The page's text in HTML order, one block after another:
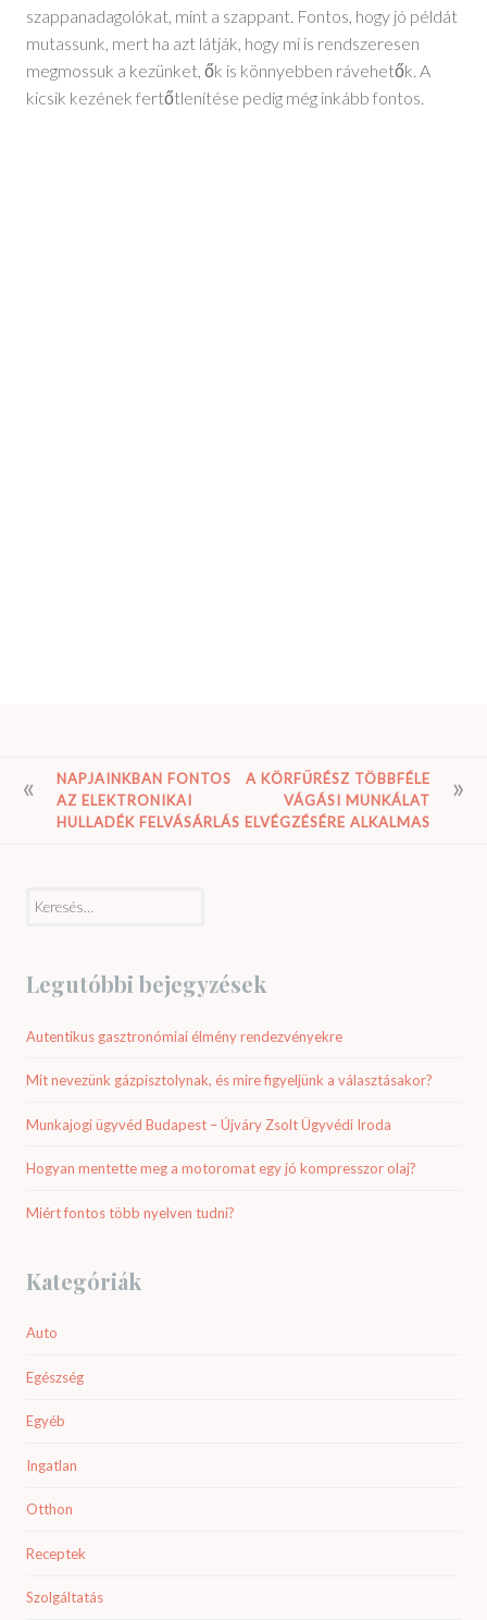
szappanadagolókat, mint a szappant. Fontos, hogy jó példát
mutassunk, mert ha azt látják, hogy mi is rendszeresen
megmossuk a kezünket, ők is könnyebben rávehetők. A
kicsik kezének fertőtlenítése pedig még inkább fontos.
BEJEGYZÉS
NAVIGÁCIÓ
NAPJAINKBAN FONTOS
AZ ELEKTRONIKAI
HULLADÉK FELVÁSÁRLÁS
A KÖRFŰRÉSZ TÖBBFÉLE
VÁGÁSI MUNKÁLAT
ELVÉGZÉSÉRE ALKALMAS
Legutóbbi bejegyzések
Autentikus gasztronómiai élmény rendezvényekre
Mit nevezünk gázpisztolynak, és mire figyeljünk a választásakor?
Munkajogi ügyvéd Budapest – Újváry Zsolt Ügyvédi Iroda
Hogyan mentette meg a motoromat egy jó kompresszor olaj?
Miért fontos több nyelven tudni?
Kategóriák
Auto
Egészség
Egyéb
Ingatlan
Otthon
Receptek
Szolgáltatás